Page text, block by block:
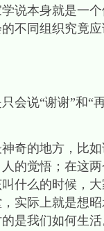
说本身就是一
不同组织究竟
说“谢谢”和“
的地方，比如
的觉悟；在这
什么的时候，
实际上就是想
是我们如何生